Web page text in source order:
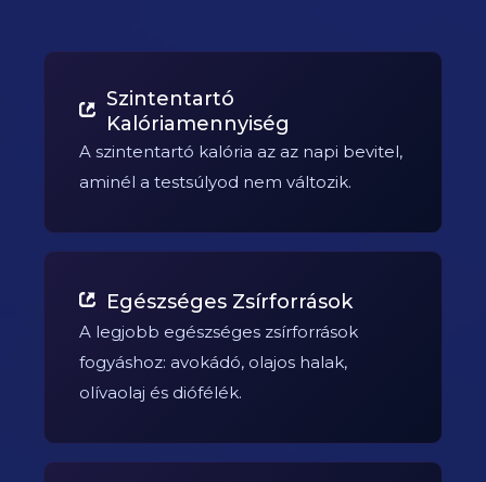
Szintentartó
Kalóriamennyiség
A szintentartó kalória az az napi bevitel,
aminél a testsúlyod nem változik.
Egészséges Zsírforrások
A legjobb egészséges zsírforrások
fogyáshoz: avokádó, olajos halak,
olívaolaj és diófélék.